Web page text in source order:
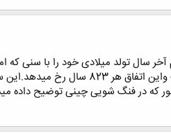
غیر معمول را تجربه میکنیم 11/11/11و11/1/11و11/11/1و11/1/1 و فقط همین
تا 4 روز آینده پولی دستتان میرسد همانطور که در فنگ